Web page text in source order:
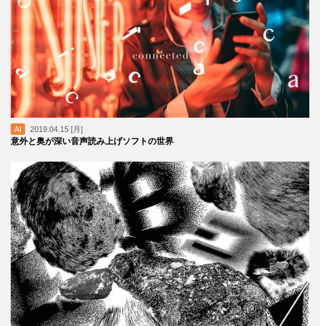
AI 2019.04.15 [月]
意外と奥が深い音声読み上げソフトの世界